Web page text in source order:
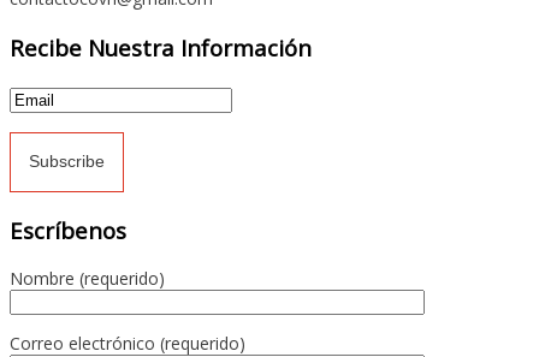
Recibe Nuestra Información
Escríbenos
Nombre (requerido)
Correo electrónico (requerido)